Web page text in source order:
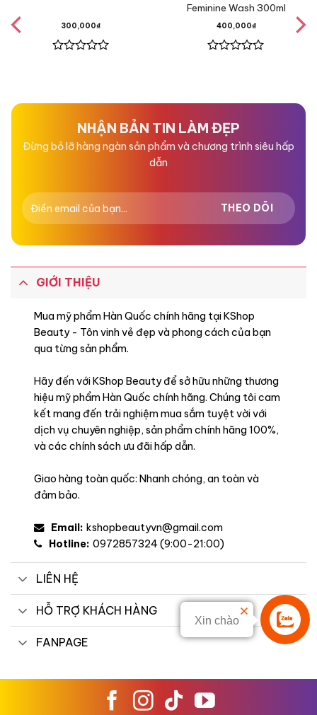
300,000₫
5
Feminine Wash 300ml
400,000₫
5
Liên hệ
Xin chào
NHẬN BẢN TIN LÀM ĐẸP
Đừng bỏ lỡ hàng ngàn sản phẩm và chương trình siêu hấp
dẫn
GIỚI THIỆU
Mua mỹ phẩm Hàn Quốc chính hãng tại KShop
Beauty - Tôn vinh vẻ đẹp và phong cách của bạn
qua từng sản phẩm.
Hãy đến với KShop Beauty để sở hữu những thương
hiệu mỹ phẩm Hàn Quốc chính hãng. Chúng tôi cam
kết mang đến trải nghiệm mua sắm tuyệt vời với
dịch vụ chuyên nghiệp, sản phẩm chính hãng 100%,
và các chính sách ưu đãi hấp dẫn.
Giao hàng toàn quốc: Nhanh chóng, an toàn và
đảm bảo.
Email: kshopbeautyvn@gmail.com
Hotline: 0972857324 (9:00-21:00)
LIÊN HỆ
HỖ TRỢ KHÁCH HÀNG
FANPAGE